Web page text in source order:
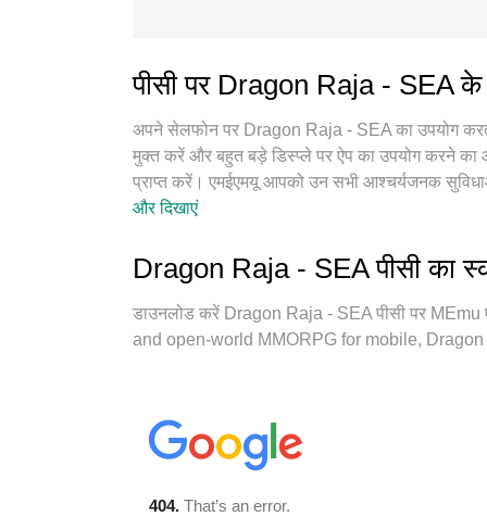
पीसी पर Dragon Raja - SEA के
अपने सेलफोन पर Dragon Raja - SEA का उपयोग
मुक्त करें और बहुत बड़े डिस्प्ले पर ऐप का उपयोग करने
प्राप्त करें। एमईएमयू आपको उन सभी आश्चर्यजनक
सेटअप, सहज नियंत्रण, बैटरी की कोई सीमा नहीं,
खोलना संभव बनाता है। और सबसे महत्वपूर्ण, हमारा
सुचारू और सुखद बना सकता है।
और दिखाएं
Dragon Raja - SEA पीसी का
डाउनलोड करें Dragon Raja - SEA पीसी पर
and open-world MMORPG for mobile,